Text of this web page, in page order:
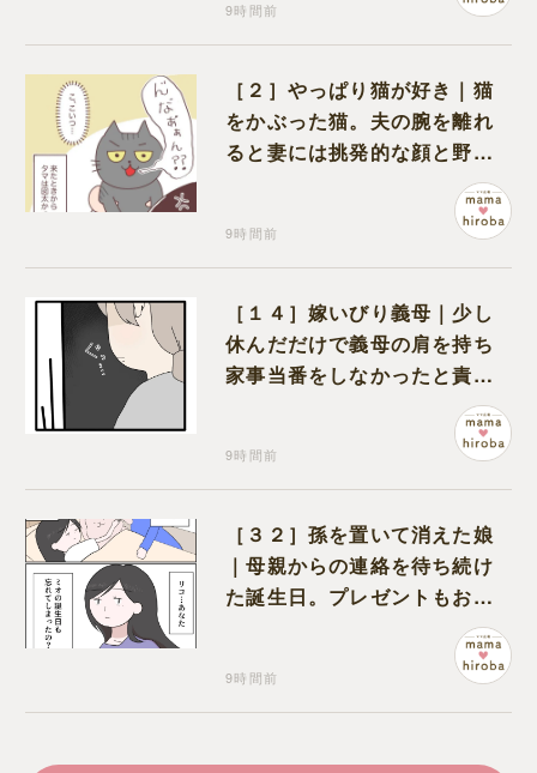
9時間前
［２］やっぱり猫が好き｜猫
をかぶった猫。夫の腕を離れ
ると妻には挑発的な顔と野太
9時間前
［１４］嫁いびり義母｜少し
休んだだけで義母の肩を持ち
家事当番をしなかったと責め
9時間前
［３２］孫を置いて消えた娘
｜母親からの連絡を待ち続け
た誕生日。プレゼントもお祝
9時間前